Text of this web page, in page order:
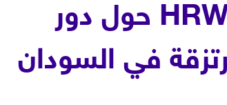
افرد ترحب باستقصاء HRW حول دور
في السودان